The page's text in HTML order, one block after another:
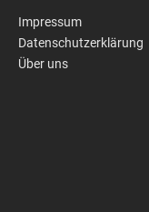
Impressum
Datenschutzerklärung
Über uns